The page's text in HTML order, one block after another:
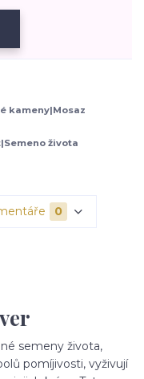
kameny|Mosaz
života
0
semeny života,
pomíjivosti, vyživují